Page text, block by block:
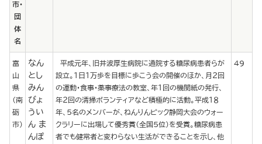
市・
団
体
名
富
山
県
（南
砺
市）
なん
とし
みん
びょ
うい
ん ま
んぽ
平成元年、旧井波厚生病院に通院する糖尿病患者らが
設立。１日１万歩を目標に歩こう会の開催のほか、月２回
の運動・食事・薬事療法の教室、年１回の機関紙の発行、
年２回の清掃ボランティアなど積極的に活動。平成１８
年、５名のメンバーが、ねんりんピック静岡大会のウォー
クラリーに出場して優秀賞（全国５位）を受賞。糖尿病患
者でも健常者と変わらない生活ができることを示し、他
49